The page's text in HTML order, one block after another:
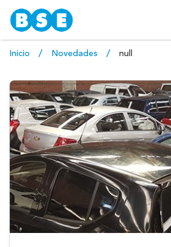
Inicio Novedades null